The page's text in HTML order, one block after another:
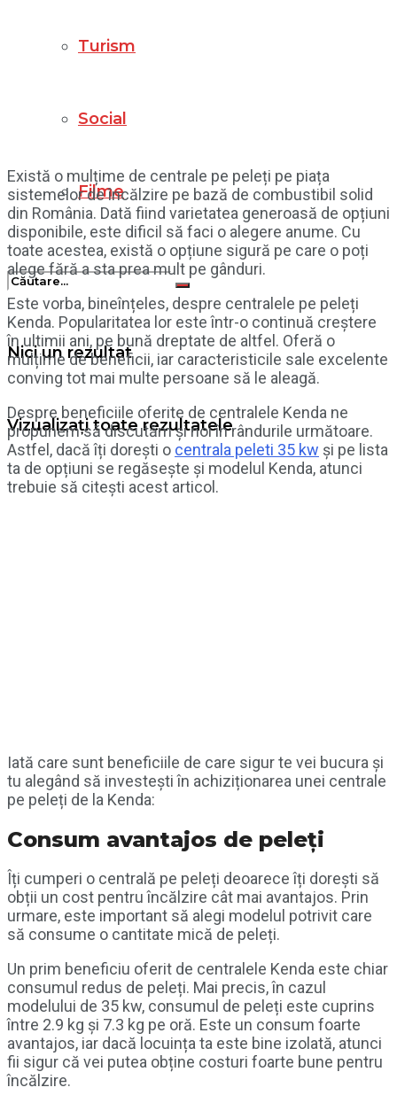
Turism
Social
Filme
Nici un rezultat
Vizualizați toate rezultatele
Există o mulțime de centrale pe peleți pe piața
sistemelor de încălzire pe bază de combustibil solid
din România. Dată fiind varietatea generoasă de opțiuni
disponibile, este dificil să faci o alegere anume. Cu
toate acestea, există o opțiune sigură pe care o poți
alege fără a sta prea mult pe gânduri.
Este vorba, bineînțeles, despre centralele pe peleți
Kenda. Popularitatea lor este într-o continuă creștere
în ultimii ani, pe bună dreptate de altfel. Oferă o
mulțime de beneficii, iar caracteristicile sale excelente
conving tot mai multe persoane să le aleagă.
Despre beneficiile oferite de centralele Kenda ne
propunem să discutăm și noi în rândurile următoare.
Astfel, dacă îți dorești o centrala peleti 35 kw și pe lista
ta de opțiuni se regăsește și modelul Kenda, atunci
trebuie să citești acest articol.
Iată care sunt beneficiile de care sigur te vei bucura și
tu alegând să investești în achiziționarea unei centrale
pe peleți de la Kenda:
Consum avantajos de peleți
Îți cumperi o centrală pe peleți deoarece îți dorești să
obții un cost pentru încălzire cât mai avantajos. Prin
urmare, este important să alegi modelul potrivit care
să consume o cantitate mică de peleți.
Un prim beneficiu oferit de centralele Kenda este chiar
consumul redus de peleți. Mai precis, în cazul
modelului de 35 kw, consumul de peleți este cuprins
între 2.9 kg și 7.3 kg pe oră. Este un consum foarte
avantajos, iar dacă locuința ta este bine izolată, atunci
fii sigur că vei putea obține costuri foarte bune pentru
încălzire.